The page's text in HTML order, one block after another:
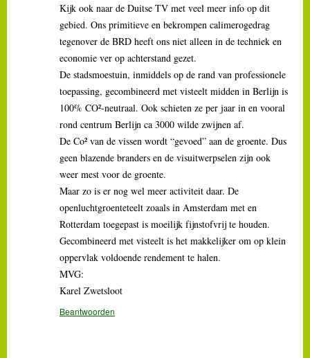
Kijk ook naar de Duitse TV met veel meer info op dit
gebied. Ons primitieve en bekrompen calimerogedrag
tegenover de BRD heeft ons niet alleen in de techniek en
economie ver op achterstand gezet.
De stadsmoestuin, inmiddels op de rand van professionele
toepassing, gecombineerd met visteelt midden in Berlijn is
100% CO²-neutraal. Ook schieten ze per jaar in en vooral
rond centrum Berlijn ca 3000 wilde zwijnen af.
De Co² van de vissen wordt “gevoed” aan de groente. Dus
geen blazende branders en de visuitwerpselen zijn ook
weer mest voor de groente.
Maar zo is er nog wel meer activiteit daar. De
openluchtgroenteteelt zoaals in Amsterdam met en
Rotterdam toegepast is moeilijk fijnstofvrij te houden.
Gecombineerd met visteelt is het makkelijker om op klein
oppervlak voldoende rendement te halen.
MVG:
Karel Zwetsloot
Beantwoorden